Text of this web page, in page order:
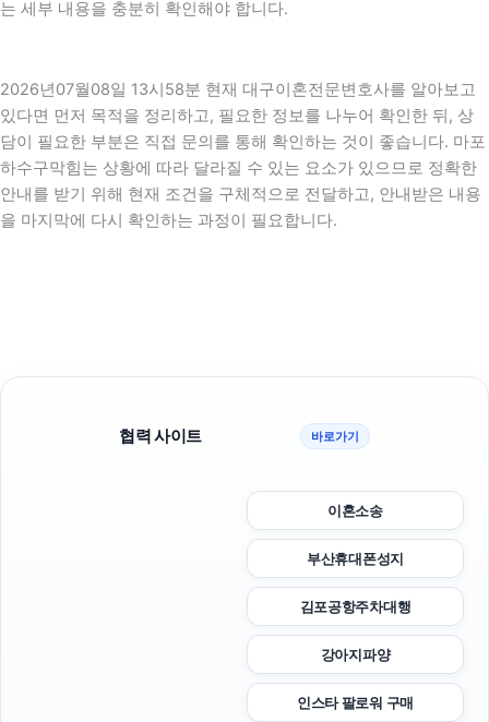
는 세부 내용을 충분히 확인해야 합니다.
2026년07월08일 13시58분 현재 대구이혼전문변호사를 알아보고
있다면 먼저 목적을 정리하고, 필요한 정보를 나누어 확인한 뒤, 상
담이 필요한 부분은 직접 문의를 통해 확인하는 것이 좋습니다. 마포
하수구막힘는 상황에 따라 달라질 수 있는 요소가 있으므로 정확한
안내를 받기 위해 현재 조건을 구체적으로 전달하고, 안내받은 내용
을 마지막에 다시 확인하는 과정이 필요합니다.
협력 사이트 바로가기
이혼소송
부산휴대폰성지
김포공항주차대행
강아지파양
인스타 팔로워 구매